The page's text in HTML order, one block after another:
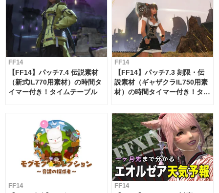
FF14
【FF14】パッチ7.4 伝説素材
（新式IL770用素材）の時間タ
イマー付き！タイムテーブル
FF14
【FF14】パッチ7.3 刻限・伝
説素材（ギャザクラIL750用素
材）の時間タイマー付き！タイ
FF14 FF14